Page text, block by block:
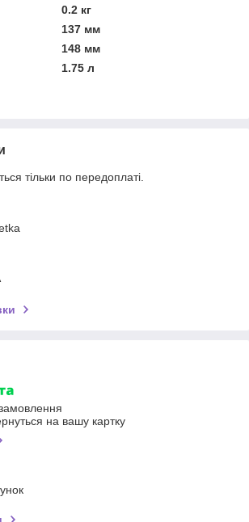
0.2 кг
137 мм
148 мм
1.75 л
тільки по передоплаті.
на вашу картку